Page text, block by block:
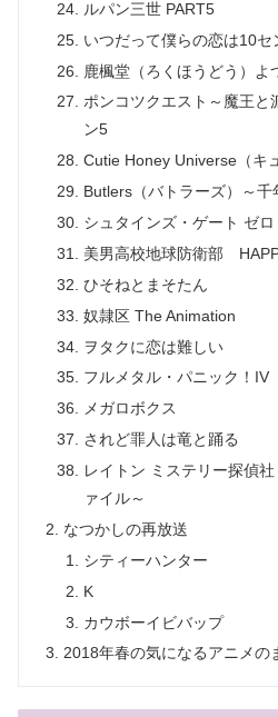
ルパン三世 PART5
いつだって僕らの恋は10セ
鹿楓堂（ろくほうどう）よ
ポンコツクエスト～魔王と
ン5
Cutie Honey Universe（キ
Butlers（バトラーズ）～千
シュタインズ・ゲート ゼロ
美男高校地球防衛部
ひそねとまそたん
奴隷区 The Animation
ヲタクに恋は難しい
フルメタル・パニック！
メガロボクス
されど罪人は竜と踊る
レイトン ミステリー探偵
ァイル～
なつかしの再放送
シティーハンター
K
カウボーイビバップ
2018年春の気になるアニメの